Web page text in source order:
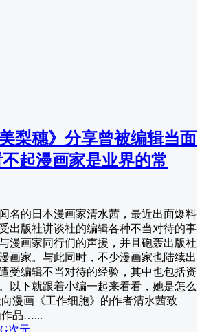
梨穗》分享曾被编辑当面
起漫画家是业界的常
名的日本漫画家清水茜，最近出面爆料
出版社讲谈社的编辑各种不当对待的事
漫画家同行们的声援，并且砲轰出版社
画家。与此同时，不少漫画家也陆续出
受编辑不当对待的经验，其中也包括资
以下就跟着小编一起来看看，她是怎么
漫画《工作细胞》的作者清水茜致
作品…...